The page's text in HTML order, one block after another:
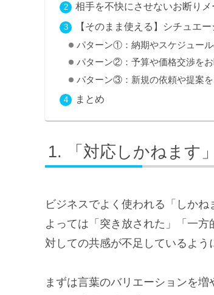
相手を不快にさせないお断り
【そのまま使える】シチュエ
パターン①：納期やスケジュー
パターン②：予算や価格交渉を
パターン③：新規の依頼や提案
まとめ
「対応しかねます
ビジネスでよく使われる「しか
よっては「突き放された」「一
対しての共感が不足しているよう
まずは言葉のバリエーションを増